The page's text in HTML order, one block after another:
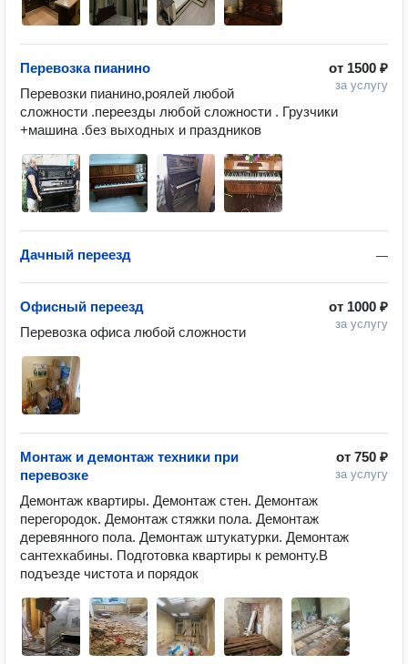
от 1500 ₽
за услугу
Перевозка пианино
Перевозки пианино,роялей любой
сложности .переезды любой сложности . Грузчики
+машина .без выходных и праздников
—
Дачный переезд
от 1000 ₽
за услугу
Офисный переезд
Перевозка офиса любой сложности
от 750 ₽
за услугу
Монтаж и демонтаж техники при
перевозке
Демонтаж квартиры. Демонтаж стен. Демонтаж
перегородок. Демонтаж стяжки пола. Демонтаж
деревянного пола. Демонтаж штукатурки. Демонтаж
сантехкабины. Подготовка квартиры к ремонту.В
подъезде чистота и порядок